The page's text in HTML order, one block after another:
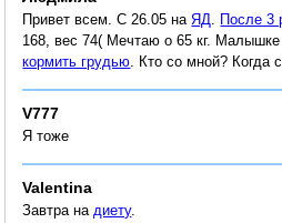
Привет всем. С 26.05 на ЯД После 3
168, вес 74( Мечтаю о 65 кг.
кормить грудью . Кто со мной? Когда
V777
Я тоже
Valentina
Завтра на диету.